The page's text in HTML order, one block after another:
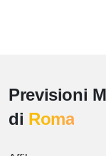
Previsioni
di Roma